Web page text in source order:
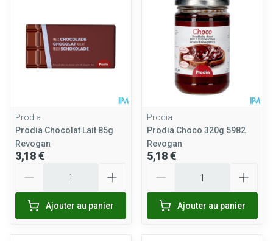
Prodia
Prodia Chocolat Lait 85g
Revogan
3,18 €
Ajouter au panier
Prodia
Prodia Choco 320g 5982
Revogan
5,18 €
Ajouter au panier